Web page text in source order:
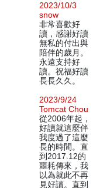
2023/10/3
snow
非常喜歡好
讀，感謝好讀
無私的付出與
陪伴的歲月。
永遠支持好
讀。祝福好讀
長長久久。
2023/9/24
Tomcat Chou
從2006年起，
好讀就這麼伴
我度過了這麼
長的時間。直
到2017.12的
噩耗傳來，我
以為就此不再
見好讀。直到